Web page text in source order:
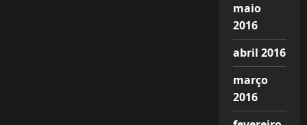
maio
2016
abril 2016
março
2016